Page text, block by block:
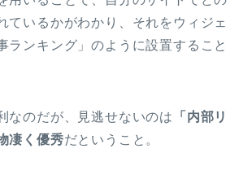
ているかがわかり、それをウィジェ
ランキング」のように設置すること
なのだが、見逃せないのは 「内部リ
凄く優秀だということ。